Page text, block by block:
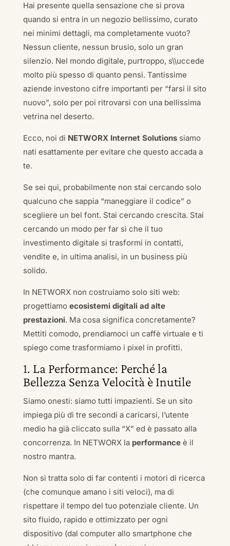
Hai presente quella sensazione che si prova
quando si entra in un negozio bellissimo, curato
nei minimi dettagli, ma completamente vuoto?
Nessun cliente, nessun brusio, solo un gran
silenzio. Nel mondo digitale, purtroppo, s\\uccede
molto più spesso di quanto pensi. Tantissime
aziende investono cifre importanti per “farsi il sito
nuovo”, solo per poi ritrovarsi con una bellissima
vetrina nel deserto.
Ecco, noi di NETWORX Internet Solutionssiamo
nati esattamente per evitare che questo accada a
te.
Se sei qui, probabilmente non stai cercando solo
qualcuno che sappia “maneggiare il codice” o
scegliere un bel font. Stai cercando crescita. Stai
cercando un modo per far sì che il tuo
investimento digitale si trasformi in contatti,
vendite e, in ultima analisi, in un business più
solido.
In NETWORX non costruiamo solo siti web:
progettiamo ecosistemi digitali ad alte
prestazioni. Ma cosa significa concretamente?
Mettiti comodo, prendiamoci un caffè virtuale e ti
spiego come trasformiamo i pixel in profitti.
1. La Performance: Perché la
Bellezza Senza Velocità è Inutile
Siamo onesti: siamo tutti impazienti. Se un sito
impiega più di tre secondi a caricarsi, l’utente
medio ha già cliccato sulla “X” ed è passato alla
concorrenza. In NETWORX la performanceè il
nostro mantra.
Non si tratta solo di far contenti i motori di ricerca
(che comunque amano i siti veloci), ma di
rispettare il tempo del tuo potenziale cliente. Un
sito fluido, rapido e ottimizzato per ogni
dispositivo (dal computer allo smartphone che